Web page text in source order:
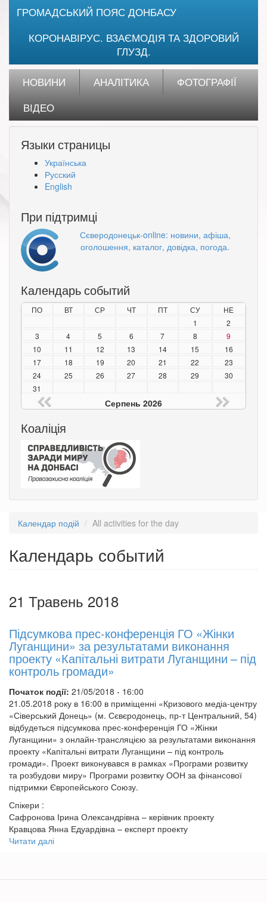
ГРОМАДСЬКИЙ ПОЯС ДОНБАСУ
КОРОНАВІРУС. ВЗАЄМОДІЯ ТА ЗДОРОВИЙ
ГЛУЗД.
НОВИНИ АНАЛІТИКА
ФОТОГРАФІЇ
ВІДЕО
Языки страницы
Українська
Русский
English
При підтримці
Сєверодонецьк-online: новини, афіша,
оголошення, каталог, довідка, погода.
Календарь событий
ПО ВТ СР ЧТ ПТ СУ
НЕ
1
2
3
4 5 6 7 8
9
10
11 12 13 14 15
16
17
18 19 20 21 22
23
24
25 26 27 28 29
30
31
Серпень 2026
Коаліція
Календар подій All activities for the day
Календарь событий
21 Травень 2018
Підсумкова прес-конференція ГО «Жінки
Луганщини» за результатами виконання
проекту «Капітальні витрати Луганщини – під
контроль громади»
Початок події: 21/05/2018 - 16:00
21.05.2018 року в 16:00 в приміщенні «Кризового медіа-центру
«Сіверський Донець» (м. Сєвєродонець, пр-т Центральний, 54)
відбудеться підсумкова прес-конференція ГО «Жінки
Луганщини» з онлайн-трансляцією за результатами виконання
проекту «Капітальні витрати Луганщини – під контроль
громади». Проект виконувався в рамках «Програми розвитку
та розбудови миру» Програми розвитку ООН за фінансової
підтримки Європейського Союзу.
Спікери :
Сафронова Ірина Олександрівна – керівник проекту
Кравцова Янна Едуардівна – експерт проекту
Читати далі